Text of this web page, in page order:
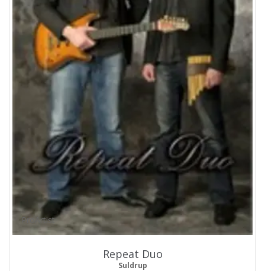
ProArtist
Repeat Duo
Suldrup